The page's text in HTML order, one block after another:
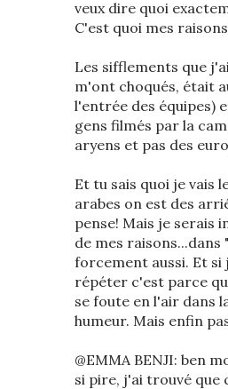
veux dire quoi
C'est quoi mes
Les sifflements que
m'ont choqués, était
l'entrée des équipes)
gens filmés par la
aryens et pas des
Et tu sais quoi je vais
arabes on est des
pense! Mais je serais
de mes raisons...dans
forcement aussi. Et
répéter c'est parce
se foute en l'air dans
humeur. Mais enfin
@EMMA BENJI: ben
si pire, j'ai trouvé que